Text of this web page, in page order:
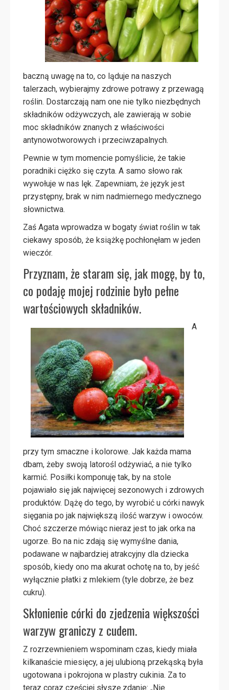
baczną uwagę na to, co ląduje na naszych
talerzach, wybierajmy zdrowe potrawy z przewagą
roślin. Dostarczają nam one nie tylko niezbędnych
składników odżywczych, ale zawierają w sobie
moc składników znanych z właściwości
antynowotworowych i przeciwzapalnych.
Pewnie w tym momencie pomyślicie, że takie
poradniki ciężko się czyta. A samo słowo rak
wywołuje w nas lęk. Zapewniam, że język jest
przystępny, brak w nim nadmiernego medycznego
słownictwa.
Zaś Agata wprowadza w bogaty świat roślin w tak
ciekawy sposób, że książkę pochłonęłam w jeden
wieczór.
Przyznam, że staram się, jak mogę, by to,
co podaję mojej rodzinie było pełne
wartościowych składników.
A
przy tym smaczne i kolorowe. Jak każda mama
dbam, żeby swoją latorośl odżywiać, a nie tylko
karmić. Posiłki komponuję tak, by na stole
pojawiało się jak najwięcej sezonowych i zdrowych
produktów. Dążę do tego, by wyrobić u córki nawyk
sięgania po jak największą ilość warzyw i owoców.
Choć szczerze mówiąc nieraz jest to jak orka na
ugorze. Bo na nic zdają się wymyślne dania,
podawane w najbardziej atrakcyjny dla dziecka
sposób, kiedy ono ma akurat ochotę na to, by jeść
wyłącznie płatki z mlekiem (tyle dobrze, że bez
cukru).
Skłonienie córki do zjedzenia większości
warzyw graniczy z cudem.
Z rozrzewnieniem wspominam czas, kiedy miała
kilkanaście miesięcy, a jej ulubioną przekąską była
ugotowana i pokrojona w plastry cukinia. Za to
teraz coraz częściej słyszę zdanie: „Nie